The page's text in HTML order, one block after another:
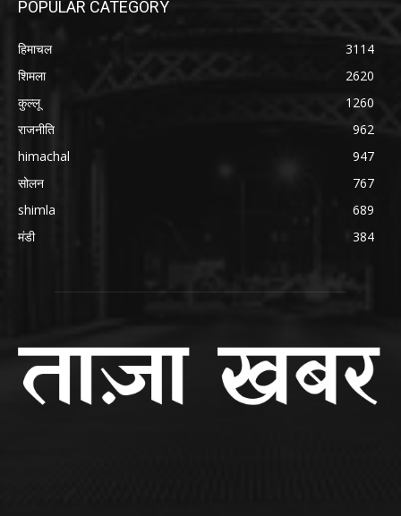
POPULAR CATEGORY
हिमाचल
3114
शिमला
2620
कुल्लू
1260
राजनीति
962
himachal
947
सोलन
767
shimla
689
मंडी
384